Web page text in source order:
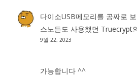
다이소USB메모리를 공짜로
스노든도 사용했던 Truecrypt
9월 22, 2023
가능합니다 ^^